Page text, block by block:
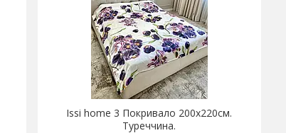
Issi home 3 Покривало 200x220см.
Туреччина.